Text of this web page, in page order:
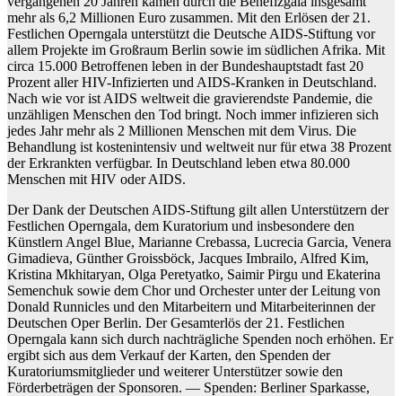
mehr als 6,2 Millionen Euro zusammen. Mit den Erlösen der 21.
Festlichen Operngala unterstützt die Deutsche AIDS-Stiftung vor
allem Projekte im Großraum Berlin sowie im südlichen Afrika. Mit
circa 15.000 Betroffenen leben in der Bundeshauptstadt fast 20
Prozent aller HIV-Infizierten und AIDS-Kranken in Deutschland.
Nach wie vor ist AIDS weltweit die gravierendste Pandemie, die
unzähligen Menschen den Tod bringt. Noch immer infizieren sich
jedes Jahr mehr als 2 Millionen Menschen mit dem Virus. Die
Behandlung ist kostenintensiv und weltweit nur für etwa 38 Prozent
der Erkrankten verfügbar. In Deutschland leben etwa 80.000
Menschen mit HIV oder AIDS.
Der Dank der Deutschen AIDS-Stiftung gilt allen Unterstützern der
Festlichen Operngala, dem Kuratorium und insbesondere den
Künstlern Angel Blue, Marianne Crebassa, Lucrecia Garcia, Venera
Gimadieva, Günther Groissböck, Jacques Imbrailo, Alfred Kim,
Kristina Mkhitaryan, Olga Peretyatko, Saimir Pirgu und Ekaterina
Semenchuk sowie dem Chor und Orchester unter der Leitung von
Donald Runnicles und den Mitarbeitern und Mitarbeiterinnen der
Deutschen Oper Berlin. Der Gesamterlös der 21. Festlichen
Operngala kann sich durch nachträgliche Spenden noch erhöhen. Er
ergibt sich aus dem Verkauf der Karten, den Spenden der
Kuratoriumsmitglieder und weiterer Unterstützer sowie den
Förderbeträgen der Sponsoren. — Spenden: Berliner Sparkasse,